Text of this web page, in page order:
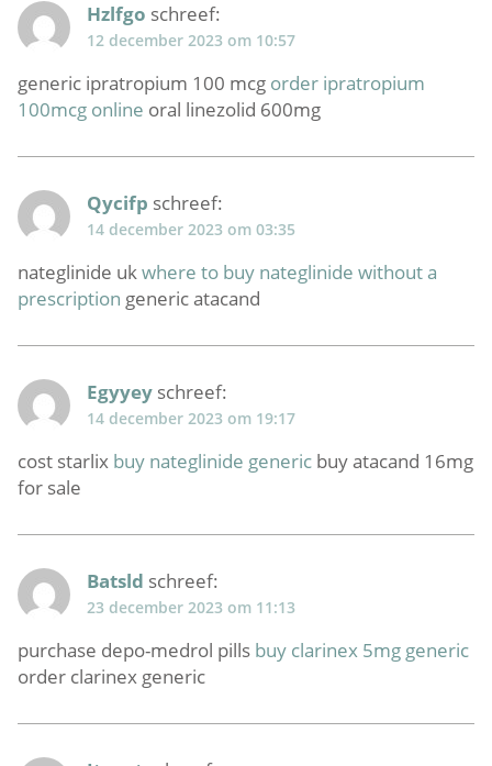
Hzlfgo schreef:
12 december 2023 om 10:57
generic ipratropium 100 mcg order ipratropium
100mcg online oral linezolid 600mg
Qycifp schreef:
14 december 2023 om 03:35
nateglinide ukwhere to buy nateglinide without a
prescription generic atacand
Egyyey schreef:
14 december 2023 om 19:17
cost starlix buy nateglinide generic buy atacand 16mg
for sale
Batsld schreef:
23 december 2023 om 11:13
purchase depo-medrol pills buy clarinex 5mg generic
order clarinex generic